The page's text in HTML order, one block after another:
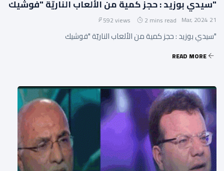
"سيدي بوزيد : حجز كمية من الألعاب الناريّة "فوشيك
21 Mar, 2024
2 mins read
592 views
"سيدي بوزيد : حجز كمية من الألعاب الناريّة "فوشيك
READ MORE